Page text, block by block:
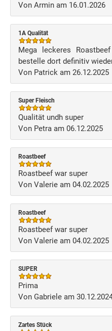
Von Armin am 16.01.2026
1A Qualität
Mega leckeres
bestelle dort definitiv
Von Patrick am 26.12.2025
Super Fleisch
Qualität undh super
Von Petra am 06.12.2025
Roastbeef
Roastbeef war super
Von Valerie am 04.02.2025
Roastbeef
Roastbeef war super
Von Valerie am 04.02.2025
SUPER
Prima
Von Gabriele am
Zartes Stück